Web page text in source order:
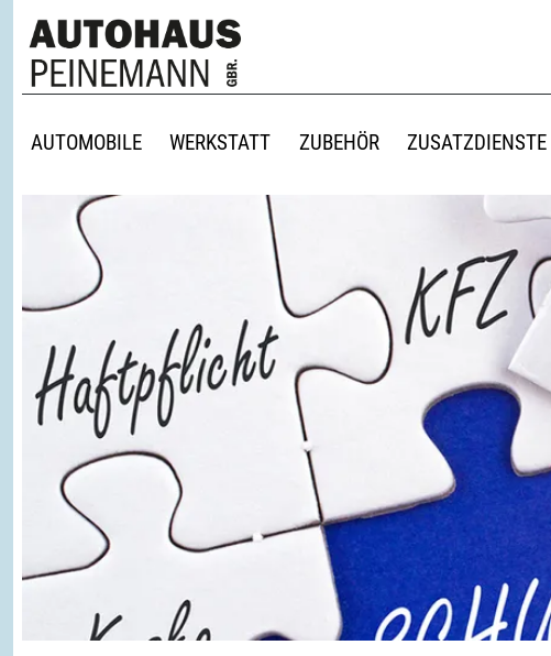
AUTOMOBILE WERKSTATT ZUBEHÖR ZUSATZDIENSTE